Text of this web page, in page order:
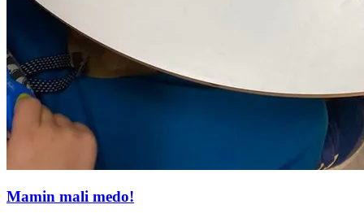
Mamin mali medo!